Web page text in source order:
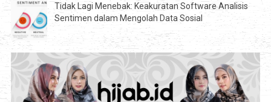
Tidak Lagi Menebak: Keakuratan Software Analisis
Sentimen dalam Mengolah Data Sosial